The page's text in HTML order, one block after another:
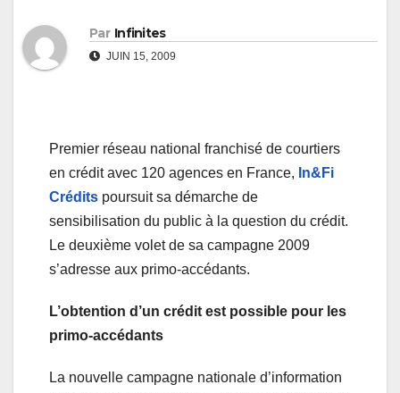
Par Infinites
JUIN 15, 2009
Premier réseau national franchisé de courtiers
en crédit avec 120 agences en France, In&Fi
Crédits poursuit sa démarche de
sensibilisation du public à la question du crédit.
Le deuxième volet de sa campagne 2009
s’adresse aux primo-accédants.
L’obtention d’un crédit est possible pour les
primo-accédants
La nouvelle campagne nationale d’information